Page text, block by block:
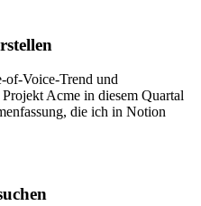
of-Voice-Trend und
Acme in diesem Quartal
die ich in Notion